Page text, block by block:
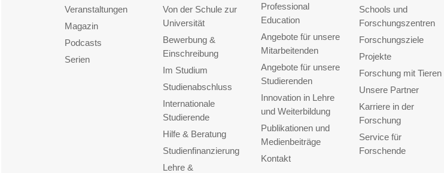
Veranstaltungen
Magazin
Podcasts
Serien
Von der Schule zur
Universität
Bewerbung &
Einschreibung
Im Studium
Studienabschluss
Internationale
Studierende
Hilfe & Beratung
Studienfinanzierung
Lehre &
Professional
Education
Angebote für unsere
Mitarbeitenden
Angebote für unsere
Studierenden
Innovation in Lehre
und Weiterbildung
Publikationen und
Medienbeiträge
Kontakt
Schools und
Forschungszentren
Forschungsziele
Projekte
Forschung mit Tieren
Unsere Partner
Karriere in der
Forschung
Service für
Forschende